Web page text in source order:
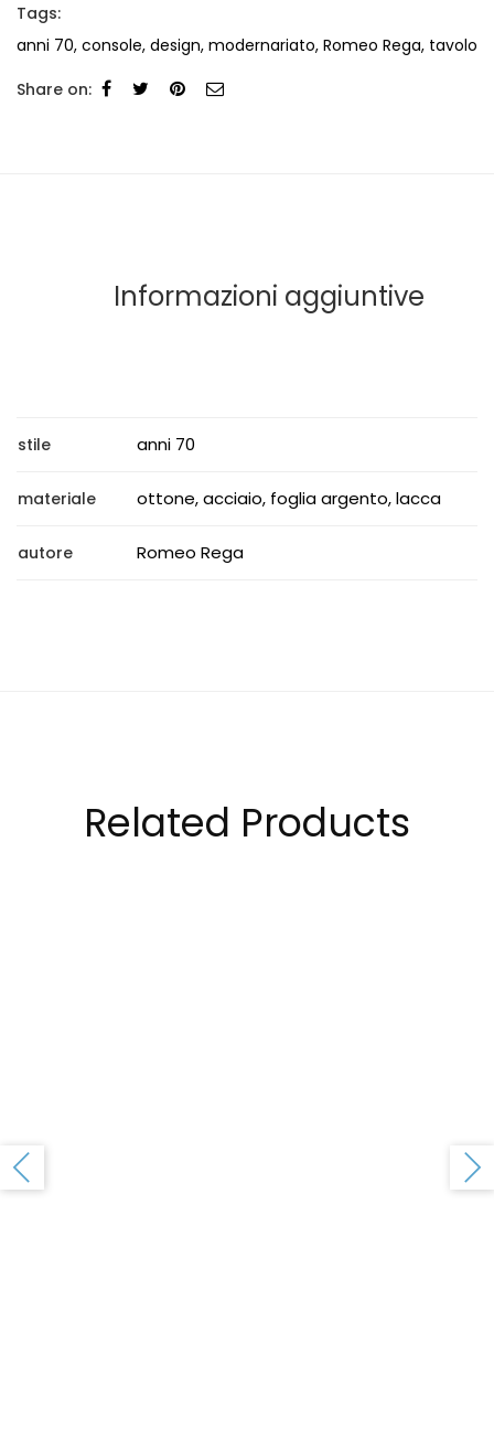
Tags:
anni 70, console, design, modernariato, Romeo Rega, tavolo
Share on:
Informazioni aggiuntive
stile anni 70
materiale ottone, acciaio, foglia argento, lacca
autore Romeo Rega
Related Products